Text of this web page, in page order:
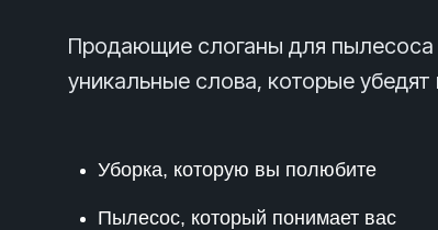
Продающие слоганы для
уникальные слова, которые
Уборка, которую вы полюбите
Пылесос, который понимает вас